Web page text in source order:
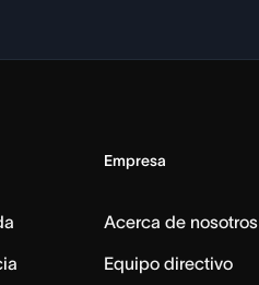
Empresa
Acerca de nosotros
Equipo directivo